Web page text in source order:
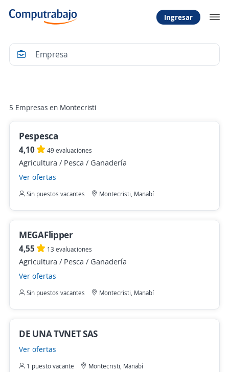
Ingresar
5 Empresas en Montecristi
Pespesca
4,10 49 evaluaciones
Agricultura / Pesca / Ganadería
Ver ofertas
Sin puestos vacantes Montecristi, Manabí
MEGAFlipper
4,55 13 evaluaciones
Agricultura / Pesca / Ganadería
Ver ofertas
Sin puestos vacantes Montecristi, Manabí
DE UNA TVNET SAS
Ver ofertas
1 puesto vacante Montecristi, Manabí